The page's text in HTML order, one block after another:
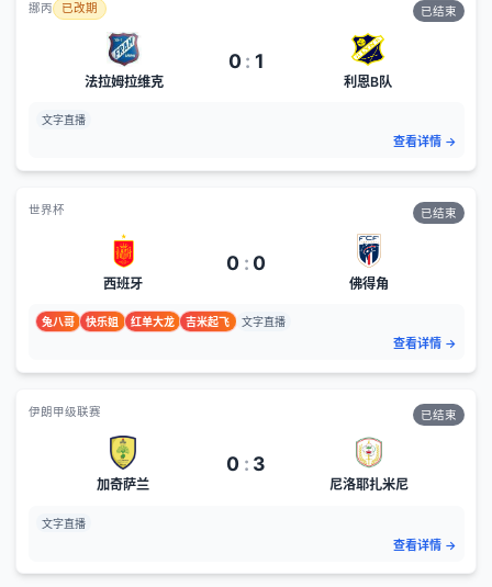
挪丙 已改期 已结束
法拉姆拉维克
0 : 1
利恩B队
文字直播
查看详情→
世界杯 已结束
西班牙
0 : 0
佛得角
兔八哥 快乐姐 红单大龙 吉米起飞 文字直播
查看详情→
伊朗甲级联赛 已结束
加奇萨兰
0 : 3
尼洛耶扎米尼
文字直播
查看详情→